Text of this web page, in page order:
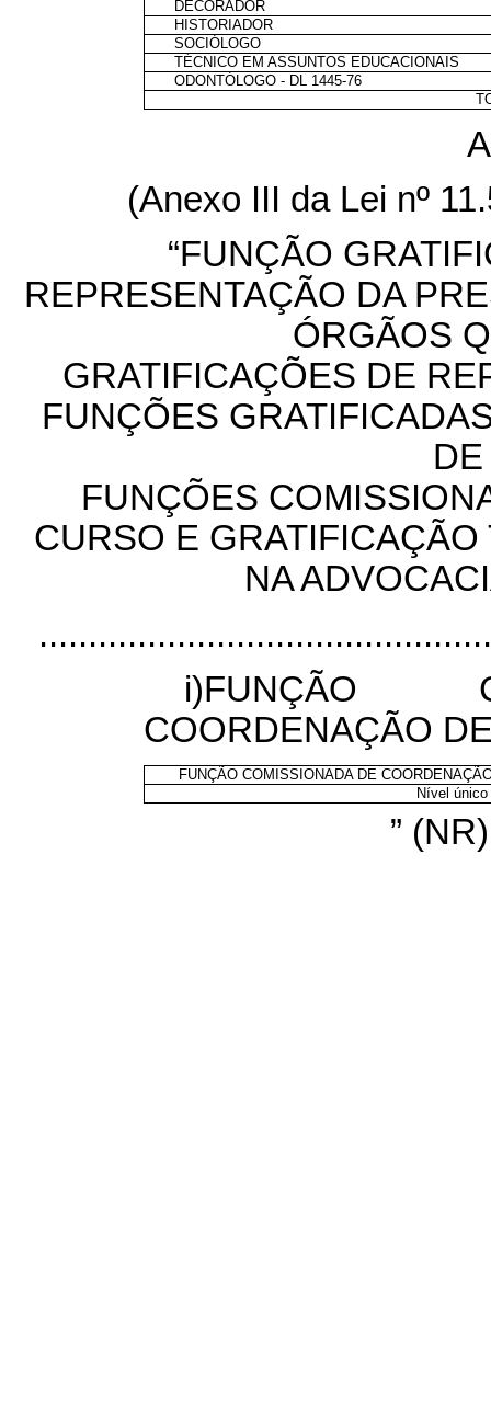
DECORADOR
HISTORIADOR
SOCIÓLOGO
TÉCNICO EM ASSUNTOS EDUCACIONAIS
ODONTÓLOGO - DL 1445-76
(Anexo III da Lei nº
“FUNÇÃO
REPRESENTAÇÃO DA
ÓRGÃOS
GRATIFICAÇÕES DE
FUNÇÕES
FUNÇÕES
CURSO E
NA
i)FUNÇÃO
COORDENAÇÃO
FUNÇÃO COMISSIONADA DE
Nível único
” (NR)